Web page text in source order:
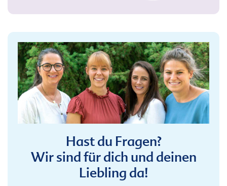
Hast du Fragen?
Wir sind für dich und deinen
Liebling da!